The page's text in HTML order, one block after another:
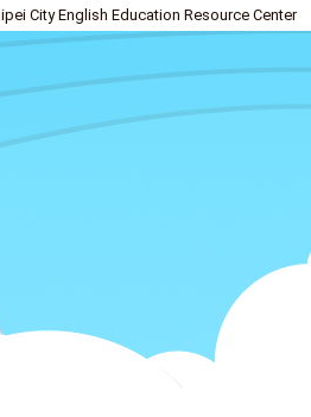
City English Education Resource Center